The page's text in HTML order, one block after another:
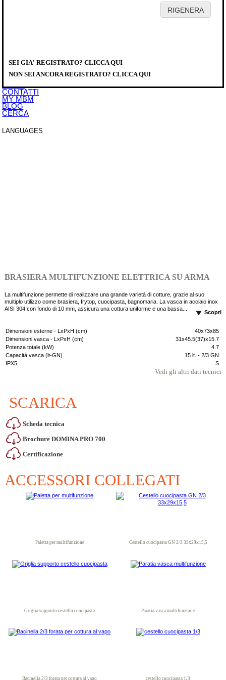
SERVICE
DOWNLOAD
EVENTI
NEWS
CONTATTI
MY MBM
BLOG
CERCA
LANGUAGES
SEI GIA' REGISTRATO? CLICCA QUI
NON SEI ANCORA REGISTRATO? CLICCA QUI
PRODOTTI >COTTURA MODULARE >DOMINA PRO 700
MULTIFUNZIONE
MFE74A
BRASIERA MULTIFUNZIONE ELETTRICA SU ARMA
La multifunzione permette di realizzare una grande varietà di cotture, grazie al suo
multiplo utilizzo come brasiera, frytop, cuocipasta, bagnomaria. La vasca in acciaio inox
AISI 304 con fondo di 10 mm, assicura una cottura uniforme e una bassa...
Scopri
Dimensioni esterne - LxPxH (cm)
40x73x85
Dimensioni vasca - LxPxH (cm)
31x45.5(37)x15.7
Potenza totale (kW)
4.7
Capacità vasca (lt-GN)
15 lt. - 2/3 GN
IPX5
S
Vedi gli altri dati tecnici
SCARICA
Scheda tecnica
Brochure DOMINA PRO 700
Certificazione
ACCESSORI COLLEGATI
Paletta per multifunzione Cestello cuocipasta GN 2/3 33x29x15,5
Griglia supporto cestello cuocipasta Paratia vasca multifunzione
Bacinella 2/3 forata per cottura al vapo cestello cuocipasta 1/3